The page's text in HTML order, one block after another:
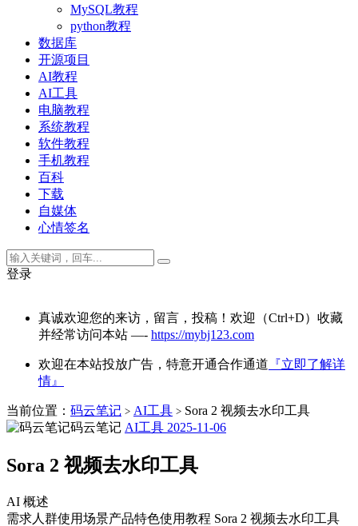
MySQL教程
python教程
数据库
开源项目
AI教程
AI工具
电脑教程
系统教程
软件教程
手机教程
百科
下载
自媒体
心情签名
登录
真诚欢迎您的来访，留言，投稿！欢迎（Ctrl+D）收藏
并经常访问本站 —- https://mybj123.com
欢迎在本站投放广告，特意开通合作通道 『立即了解详
情』
当前位置： 码云笔记 > AI工具 > Sora 2 视频去水印工具
码云笔记 AI工具 2025-11-06
Sora 2 视频去水印工具
AI 概述
需求人群使用场景产品特色使用教程 Sora 2 视频去水印工具